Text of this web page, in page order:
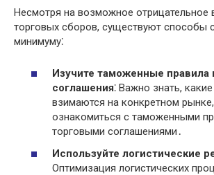
Несмотря на возможное отрицательное
торговых сборов, существуют способы
минимуму⁚
Изучите таможенные правила
соглашения⁚ Важно знать,
взимаются на конкретном
ознакомиться с таможенными
торговыми соглашениями․
Используйте логистические
Оптимизация логистических